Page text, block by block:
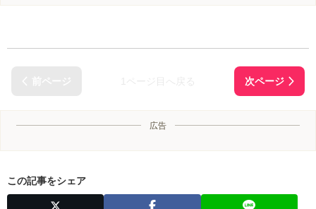
広告
この記事をシェア